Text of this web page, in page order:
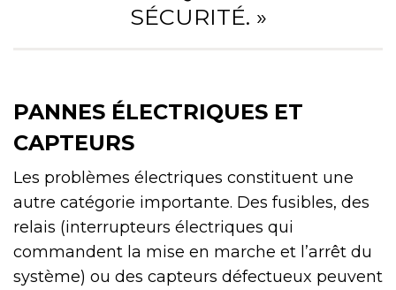
SÉCURITÉ. »
PANNES ÉLECTRIQUES ET
CAPTEURS
Les problèmes électriques constituent une
autre catégorie importante. Des fusibles, des
relais (interrupteurs électriques qui
commandent la mise en marche et l’arrêt du
système) ou des capteurs défectueux peuvent